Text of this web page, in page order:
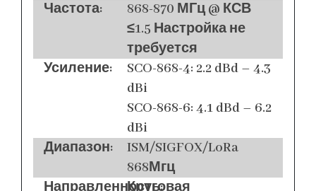
Частота:
868-870 МГц @ КСВ
≤1.5 Настройка не
требуется
Усиление:
SCO-868-4: 2.2 dBd – 4.3
dBi
SCO-868-6: 4.1 dBd – 6.2
dBi
Диапазон:
ISM/SIGFOX/LoRa
868Мгц